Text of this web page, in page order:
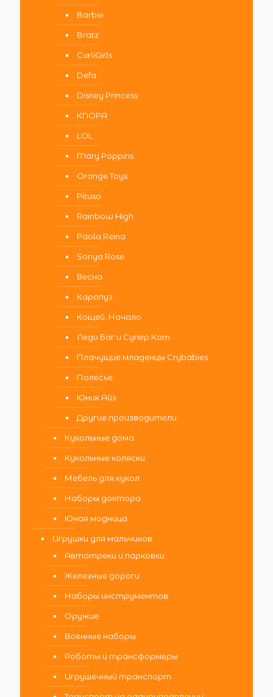
Barbie
Bratz
CurliGirls
Defa
Disney Princess
KNOPA
LOL
Mary Poppins
Orange Toys
Pituso
Rainbow High
Paola Reina
Sonya Rose
Весна
Карапуз
Кощей. Начало
Леди Баг и Супер Кот
Плачущие младенцы Crybabies
Полесье
Юник Айз
Другие производители
Кукольные дома
Кукольные коляски
Мебель для кукол
Наборы доктора
Юная модница
Игрушки для мальчиков
Автотреки и парковки
Железные дороги
Наборы инструментов
Оружие
Военные наборы
Роботы и трансформеры
Игрушечный транспорт